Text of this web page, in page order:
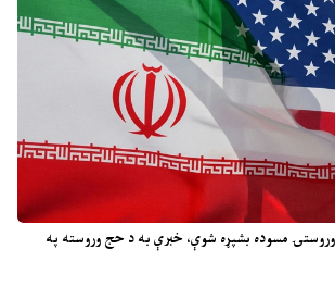
وروستۍ مسوده بشپړه شوې، خبرې به د حج وروسته په